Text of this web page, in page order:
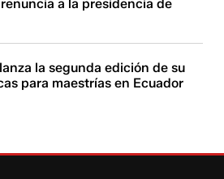
a la presidencia de
la segunda edición de su
para maestrías en Ecuador